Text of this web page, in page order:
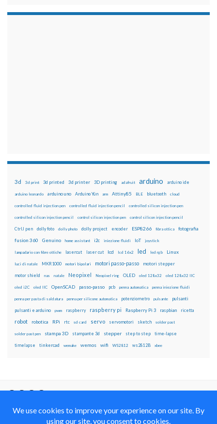
3d 3d print 3d printed 3d printer 3D printing adafruit arduino arduino ide
arduino leonardo arduino uno Arduino Yún arm Attiny85 BLE bluetooth cloud
controlled fluid injection pen controlled fluid injection pencil controlled silicon injection pen
controlled silicon injection pencil control silicon injection pen control silicon injection pencil
CtrlJ pen dolly foto dolly photo dolly project encoder ESP8266 fibra ottica fotografia
fusion 360 Genuino home assistant i2c iniezione fluidi IoT joystick
lampadario con fibre ottiche lasercut laser cut lcd lcd 16x2 led led rgb Linux
luci di natale MKR1000 motori bipolari motori passo-passo motori stepper
motor shield nas natale Neopixel Neopixel ring OLED oled 128x32 oled 128x32 IIC
oled i2C oled IIC OpenSCAD passo-passo pcb penna automatica penna iniezione fluidi
penna per pasta di saldatura penna per silicone automatica potenziometro pulsante pulsanti
pulsanti e arduino pwm raspberry raspberry pi Raspberry Pi 3 raspbian ricetta
robot robotica RPi rtc sd card servo servomotori sketch solder past
solder past pen stampa 3D stampante 3d stepper step to step time-lapse
timelapse tinkercad wemake wemos wifi WS2812 ws2812B xbee
Alike 4.0 International